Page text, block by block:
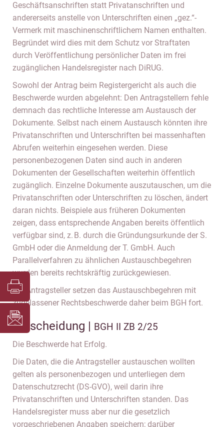
Geschäftsanschriften statt Privatanschriften und
andererseits anstelle von Unterschriften einen „gez.“-
Vermerk mit maschinenschriftlichem Namen enthalten.
Begründet wird dies mit dem Schutz vor Straftaten
durch Veröffentlichung persönlicher Daten im frei
zugänglichen Handelsregister nach DiRUG.
Sowohl der Antrag beim Registergericht als auch die
Beschwerde wurden abgelehnt: Den Antragstellern fehle
demnach das rechtliche Interesse am Austausch der
Dokumente. Selbst nach einem Austausch könnten ihre
Privatanschriften und Unterschriften bei massenhaften
Abrufen weiterhin eingesehen werden. Diese
personenbezogenen Daten sind auch in anderen
Dokumenten der Gesellschaften weiterhin öffentlich
zugänglich. Einzelne Dokumente auszutauschen, um die
Privatanschriften oder Unterschriften zu löschen, ändert
daran nichts. Beispiele aus früheren Dokumenten
zeigen, dass entsprechende Angaben bereits öffentlich
verfügbar sind, z. B. durch die Gründungsurkunde der S.
GmbH oder die Anmeldung der T. GmbH. Auch
Parallelverfahren zu ähnlichen Austauschbegehren
wurden bereits rechtskräftig zurückgewiesen.
Die Antragsteller setzen das Austauschbegehren mit
zugelassener Rechtsbeschwerde daher beim BGH fort.
Entscheidung | BGH II ZB 2/25
Die Beschwerde hat Erfolg.
Die Daten, die die Antragsteller austauschen wollten
gelten als personenbezogen und unterliegen dem
Datenschutzrecht (DS-GVO), weil darin ihre
Privatanschriften und Unterschriften standen. Das
Handelsregister muss aber nur die gesetzlich
vorgeschriebenen Angaben speichern; darüber